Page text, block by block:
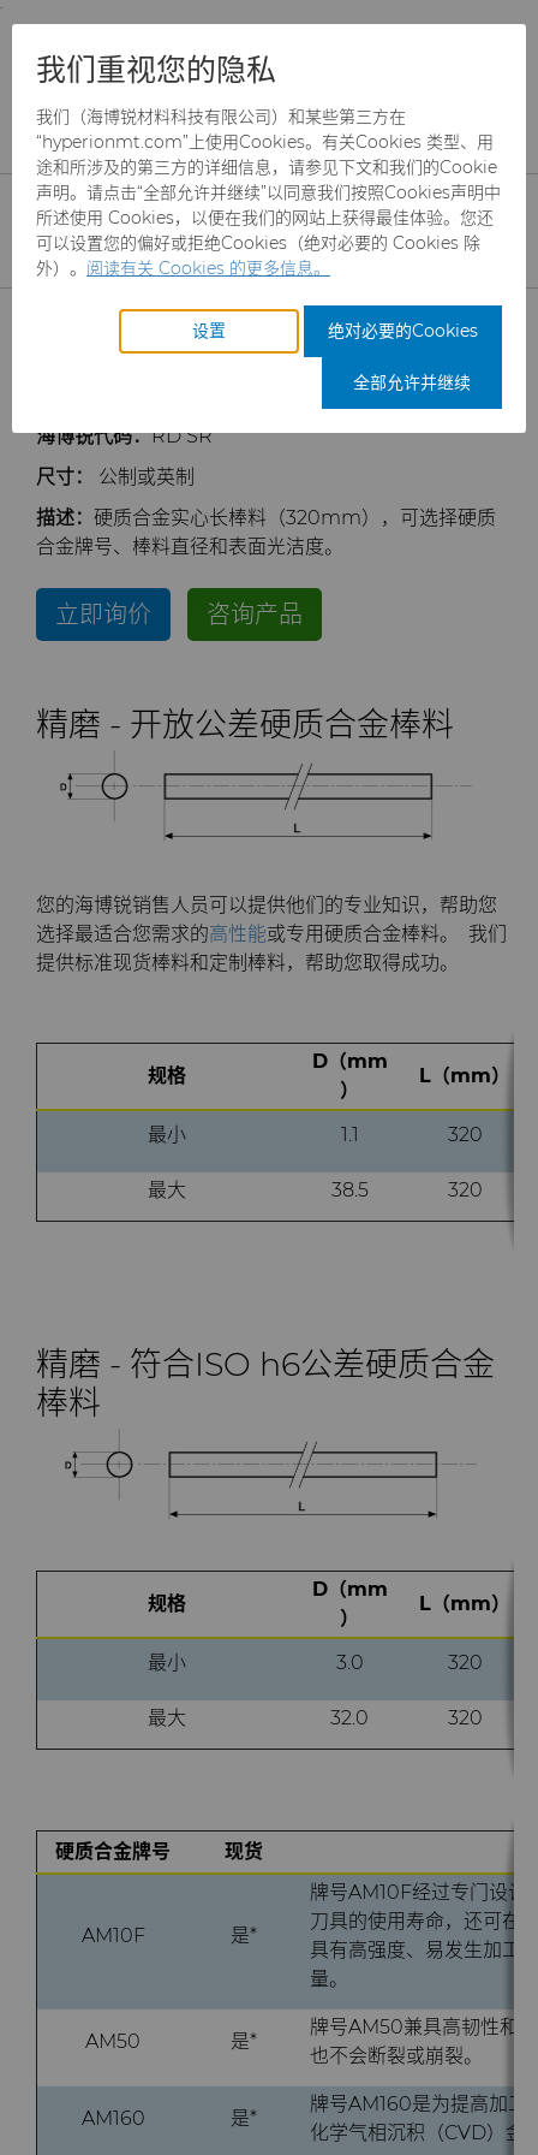
;
and information are based on this region.
Close Change region
CBN颗粒
CBN微粉
金刚石微粉
制罐模具
冲杯模具解决方案
缩颈模具解决方案
硬质合金棒料
专用硬质合金棒料
硬质合金辊环
Custom Cutting Tools
研磨液和悬浮液
Hyperion金刚石研磨液
流体端部件
食品加工零部件
喷涂与点胶零部件
成形模具
成形模具坯料
粉末冶金压制模具
齿轮滚刀坯料
滚刀坯料
Skivit™强力刮齿刀坯料
刀片坯料
Directional Drilling Tools
Well Completion & Fracking
Flow Control Valve Trim
PCBN
BZN™ Compacts产品
超厚BZN™
Compax™ PCD工具坯料
U系列PCD
RTP粉末
标准牌号
卫生用品旋转切割解决方案
旋转切刀服务与支持
锯片刀头和坯料
硬质合金长条片坯料
耐磨件
冷成型模具
发动机和变速箱
通用耐磨解决方案
硬质合金采矿解决方案
精密测量工具
拉丝模
硬质合金模芯烧结坯料和精磨坯
料
Compax™ PCD拉丝模坯料
Versimax™
6UDPlus钢帘线拉拔牌号
航空航天
汽车
能源与自然资源
通用制造
卫生
医疗
工具制造
服务
刀具制造商解决方案
服务车间
资源
材料
材料分析实验室
QEHS政策
研发
关于我们
公司管理
新闻
Supply Chain
联系我们
安全数据表
实心棒料
硬质合金实心 棒料
海博锐代码：RD SR
尺寸：
公制或英制
描述： 硬质合金实心长棒料（320mm），可选择硬质
合金牌号、棒料直径和表面光洁度。
立即询价 咨询产品
精磨 - 开放公差硬质合金棒料
您的海博锐销售人员可以提供他们的专业知识，帮助您
选择最适合您需求的高性能或专用硬质合金棒料。 我们
提供标准现货棒料和定制棒料，帮助您取得成功。
规格
D（mm
）
L（mm）
最小 1.1 320
最大 38.5 320
精磨 - 符合ISO h6公差硬质合金
棒料
规格
D（mm
）
L（mm）
最小 3.0 320
最大 32.0 320
硬质合金牌号 现货
AM10F 是*
牌号AM10F经过专门设计
刀具的使用寿命，还可在
具有高强度、易发生加工
量。
AM50 是*
牌号AM50兼具高韧性和
也不会断裂或崩裂。
AM160 是*
牌号AM160是为提高加工
化学气相沉积（CVD）金
我们重视您的隐私
我们（海博锐材料科技有限公司）和某些第三方在
“hyperionmt.com”上使用Cookies。有关Cookies 类型、用
途和所涉及的第三方的详细信息，请参见下文和我们的Cookie
声明。请点击“全部允许并继续”以同意我们按照Cookies声明中
所述使用 Cookies，以便在我们的网站上获得最佳体验。您还
可以设置您的偏好或拒绝Cookies（绝对必要的 Cookies 除
外）。 阅读有关 Cookies 的更多信息。
设置 绝对必要的Cookies
全部允许并继续